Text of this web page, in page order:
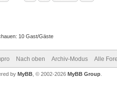
10 Gast/Gäste
Nach oben Archiv-Modus Alle
by MyBB , © 2002-2026 MyBB Group